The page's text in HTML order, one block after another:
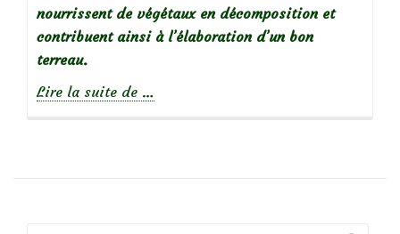
nourrissent de végétaux en décomposition et
contribuent ainsi à l’élaboration d’un bon
terreau.
Lire la suite de
blanches
la
…